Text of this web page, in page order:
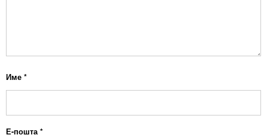
Име *
Е-пошта*